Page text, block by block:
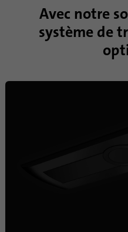
Avec notre
système de